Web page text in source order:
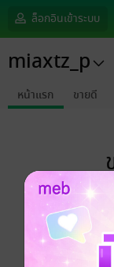
ล็อกอินเข้าระบบ
miaxtz_p
หน้าแรก ขายดี
ไม่พ